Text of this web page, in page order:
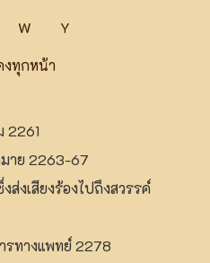
W
Y
งทุกหน้า
าย 2263-67
งเสียงร้องไปถึงสวรรค์
รทางแพทย์ 2278